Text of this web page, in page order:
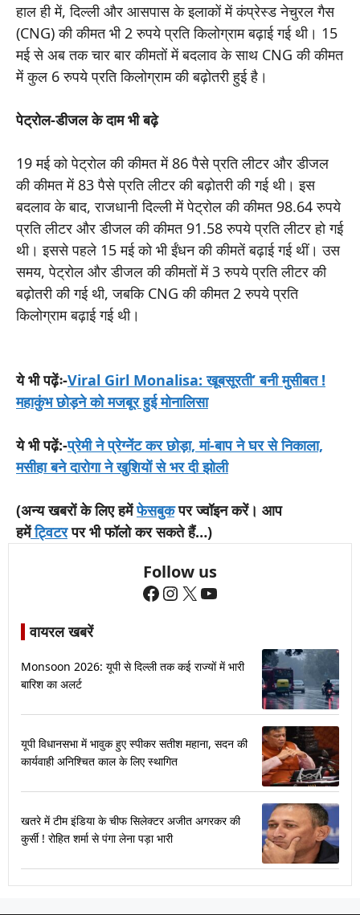
हाल ही में, दिल्ली और आसपास के इलाकों में कंप्रेस्ड नेचुरल गैस
(CNG) की कीमत भी 2 रुपये प्रति किलोग्राम बढ़ाई गई थी। 15
मई से अब तक चार बार कीमतों में बदलाव के साथ CNG की कीमत
में कुल 6 रुपये प्रति किलोग्राम की बढ़ोतरी हुई है।
पेट्रोल-डीजल के दाम भी बढ़े
19 मई को पेट्रोल की कीमत में 86 पैसे प्रति लीटर और डीजल
की कीमत में 83 पैसे प्रति लीटर की बढ़ोतरी की गई थी। इस
बदलाव के बाद, राजधानी दिल्ली में पेट्रोल की कीमत 98.64 रुपये
प्रति लीटर और डीजल की कीमत 91.58 रुपये प्रति लीटर हो गई
थी। इससे पहले 15 मई को भी ईंधन की कीमतें बढ़ाई गई थीं। उस
समय, पेट्रोल और डीजल की कीमतों में 3 रुपये प्रति लीटर की
बढ़ोतरी की गई थी, जबकि CNG की कीमत 2 रुपये प्रति
किलोग्राम बढ़ाई गई थी।
ये भी पढ़ेंः-Viral Girl Monalisa: खूबसूरती’ बनी मुसीबत !
महाकुंभ छोड़ने को मजबूर हुई मोनालिसा
ये भी पढ़ें:-प्रेमी ने प्रेग्नेंट कर छोड़ा, मां-बाप ने घर से निकाला,
मसीहा बने दारोगा ने खुशियों से भर दी झोली
(अन्य खबरों के लिए हमेंफेसबुकपर ज्वॉइन करें। आप
हमेंट्विटरपर भी फॉलो कर सकते हैं…)
Follow us
Facebook
Instagram
X YouTube
वायरल खबरें
Monsoon 2026: यूपी से दिल्ली तक कई राज्यों में भारी
बारिश का अलर्ट
यूपी विधानसभा में भावुक हुए स्पीकर सतीश महाना, सदन की
कार्यवाही अनिश्चित काल के लिए स्थागित
खतरे में टीम इंडिया के चीफ सिलेक्टर अजीत अगरकर की
कुर्सी ! रोहित शर्मा से पंगा लेना पड़ा भारी